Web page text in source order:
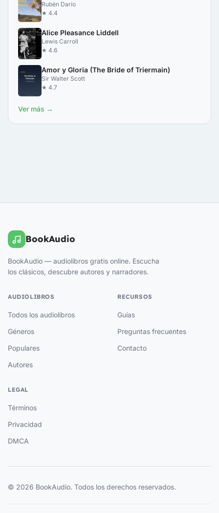
Rubén Darío
★ 4.4
Alice Pleasance Liddell
Lewis Carroll
★ 4.6
Amor y Gloria (The Bride of Triermain)
Sir Walter Scott
★ 4.7
Ver más →
BookAudio
BookAudio — audiolibros gratis online. Escucha
los clásicos, descubre autores y narradores.
AUDIOLIBROS
Todos los audiolibros
Géneros
Populares
Autores
RECURSOS
Guías
Preguntas frecuentes
Contacto
LEGAL
Términos
Privacidad
DMCA
© 2026 BookAudio. Todos los derechos reservados.